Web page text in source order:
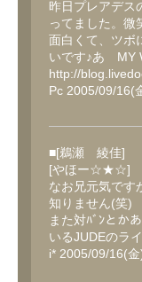
昨日プレアデス
ってました。微
面白くて、ツボ
いです♪あ MY
http://
Pc 2005/09/16(
■[鵜瀬 綾佳]
[やほー☆★☆]
なお兄元気です
知りません(笑)
また対ﾊﾞﾝとか
いるJUDEのラ
i* 2005/09/16(